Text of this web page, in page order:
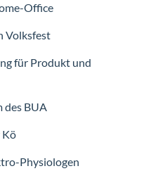
Office
Volksfest
für Produkt und
des BUA
Kö
Physiologen